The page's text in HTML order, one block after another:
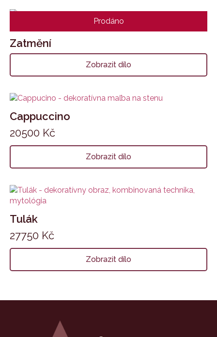
Prodáno
Zatmění
Zobrazit dílo
Cappuccino
20500 Kč
Zobrazit dílo
Tulák
27750 Kč
Zobrazit dílo